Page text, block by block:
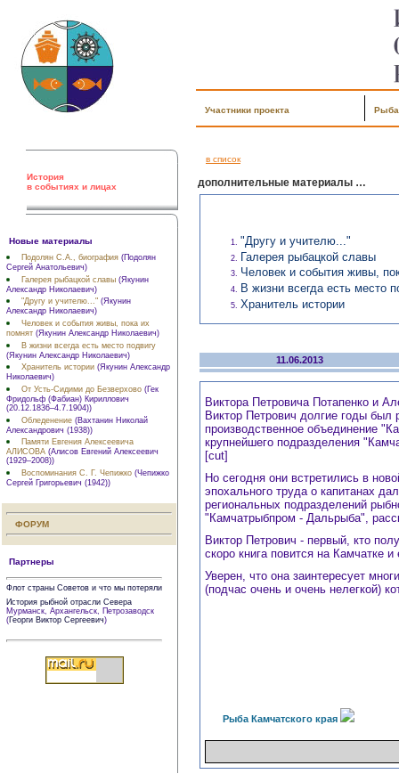
Участники проекта
История
в событиях и лицах
Новые материалы
Подолян С.А., биография (Подолян
Сергей Анатольевич)
Галерея рыбацкой славы (Якунин
Александр Николаевич)
"Другу и учителю..." (Якунин
Александр Николаевич)
Человек и события живы, пока их
помнят (Якунин Александр Николаевич)
В жизни всегда есть место подвигу
(Якунин Александр Николаевич)
Хранитель истории (Якунин Александр
Николаевич)
От Усть-Сидими до Безверхово (Гек
Фридольф (Фабиан) Кириллович
(20.12.1836–4.7.1904))
Обледенение (Вахтанин Николай
Александрович (1938))
Памяти Евгения Алексеевича
АЛИСОВА (Алисов Евгений Алексеевич
(1929–2008))
Воспоминания С. Г. Чепижко (Чепижко
Сергей Григорьевич (1942))
ФОРУМ
Партнеры
Флот страны Советов и что мы потеряли
История рыбной отрасли Севера
Мурманск, Архангельск, Петрозаводск
(Георги Виктор Сергеевич)
в список
дополнительные материалы …
"Другу и учителю..."
Галерея рыбацкой славы
Человек и события живы,
В жизни всегда есть место
Хранитель истории
11.06.2013
Виктора Петровича Потапенко и
Виктор Петрович долгие годы
производственное объединение
крупнейшего подразделения
[cut]
Но сегодня они встретились в
эпохального труда о капитанах
региональных подразделений
"Камчатрыбпром - Дальрыба",
Виктор Петрович - первый, кто
скоро книга повится на Камчатке
Уверен, что она заинтересует
(подчас очень и очень нелегкой)
Рыба Камчатского края